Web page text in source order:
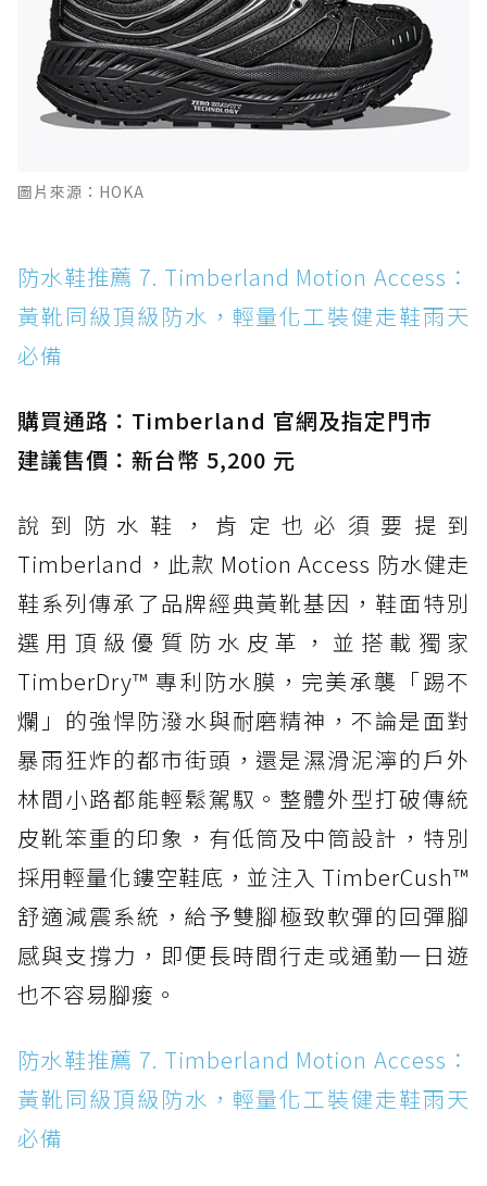
圖片來源：HOKA
防水鞋推薦 7. Timberland Motion Access：
黃靴同級頂級防水，輕量化工裝健走鞋雨天
必備
購買通路：Timberland 官網及指定門市
建議售價：新台幣 5,200 元
說到防水鞋，肯定也必須要提到
Timberland，此款 Motion Access 防水健走
鞋系列傳承了品牌經典黃靴基因，鞋面特別
選用頂級優質防水皮革，並搭載獨家
TimberDry™ 專利防水膜，完美承襲「踢不
爛」的強悍防潑水與耐磨精神，不論是面對
暴雨狂炸的都市街頭，還是濕滑泥濘的戶外
林間小路都能輕鬆駕馭。整體外型打破傳統
皮靴笨重的印象，有低筒及中筒設計，特別
採用輕量化鏤空鞋底，並注入 TimberCush™
舒適減震系統，給予雙腳極致軟彈的回彈腳
感與支撐力，即便長時間行走或通勤一日遊
也不容易腳痠。
防水鞋推薦 7. Timberland Motion Access：
黃靴同級頂級防水，輕量化工裝健走鞋雨天
必備